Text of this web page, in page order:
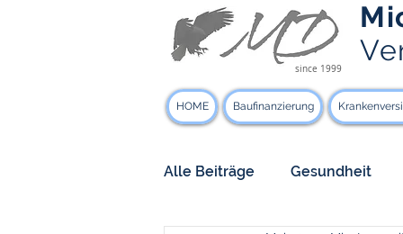
since 1999
HOME Baufinanzierung
Alle Beiträge Gesundheit